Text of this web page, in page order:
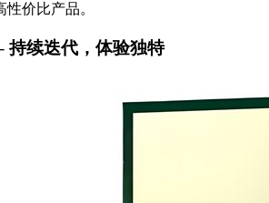
价比产品。
持续迭代，体验独特